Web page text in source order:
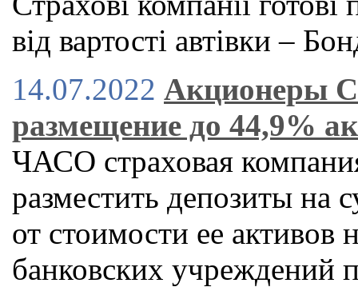
від вартості автівки –
14.07.2022 Акционеры
размещение до 44,9%
ЧАСО страховая
разместить депозиты на
от стоимости ее активов
банковских учреждений